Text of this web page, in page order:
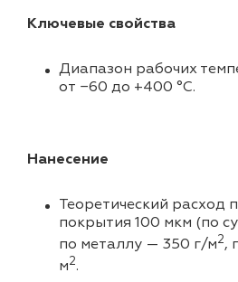
Ключевые свойства
Диапазон рабочих
от −60 до +400 °C.
Нанесение
Теоретический расход
покрытия 100 мкм (по
по металлу — 350 г/м2,
м2.